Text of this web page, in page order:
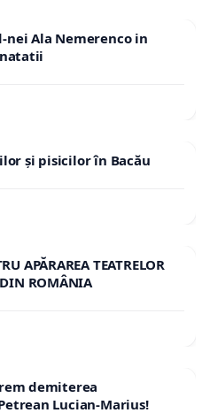
Ala Nemerenco in
și pisicilor în Bacău
APĂRAREA TEATRELOR
DIN ROMÂNIA
demiterea
Lucian-Marius!